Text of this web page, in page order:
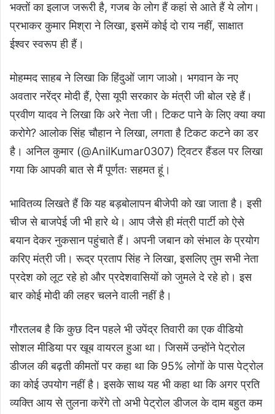
भक्तों का इलाज जरूरी है, गजब के लोग हैं कहां से आते हैं ये लोग।
प्रभाकर कुमार मिश्रा ने लिखा, इसमें कोई दो राय नहीं, साक्षात
ईश्वर स्वरूप ही हैं।
मोहम्मद साहब ने लिखा कि हिंदुओं जाग जाओ। भगवान के नए
अवतार नरेंद्र मोदी हैं, ऐसा यूपी सरकार के मंत्री जी बोल रहे हैं।
प्रवीण यादव ने लिखा कि अरे नेता जी। टिकट पाने के लिए क्या क्या
करोगे? आलोक सिंह चौहान ने लिखा, लगता है टिकट कटने का डर
है। अनिल कुमार (@AnilKumar0307) टि्वटर हैंडल पर लिखा
गया कि आपकी बात से मैं पूर्णतः सहमत हूं।
भावितव्य लिखते हैं कि यह बड़बोलापन बीजेपी को खा जाता है। इसी
चीज से बाजपेई जी भी हारे थे। आप जैसे ही मंत्री पार्टी को ऐसे
बयान देकर नुकसान पहुंचाते हैं। अपनी जबान को संभाल के प्रयोग
करिए मंत्री जी। रूद्र प्रताप सिंह ने लिखा, इसलिए तुम सभी नेता
प्रदेश को लूट रहे हो और प्रदेशवासियों को जुमले दे रहे हो। इस
बार कोई मोदी की लहर चलने वाली नहीं है।
गौरतलब है कि कुछ दिन पहले भी उपेंद्र तिवारी का एक वीडियो
सोशल मीडिया पर खूब वायरल हुआ था। जिसमें उन्होंने पेट्रोल
डीजल की बढ़ती कीमतों पर कहा था कि 95% लोगों के पास पेट्रोल
का कोई उपयोग नहीं है। इसके साथ यह भी कहा था किअगर प्रति
व्यक्ति आय से तुलना करेंगे तो अभी पेट्रोल डीजल के दाम बहुत कम